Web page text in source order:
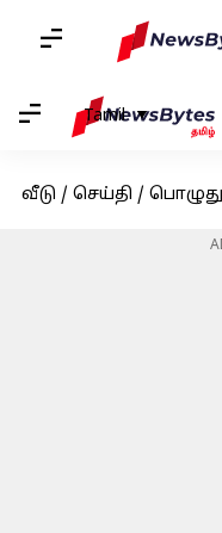
Tamil
வீடு / செய்தி /